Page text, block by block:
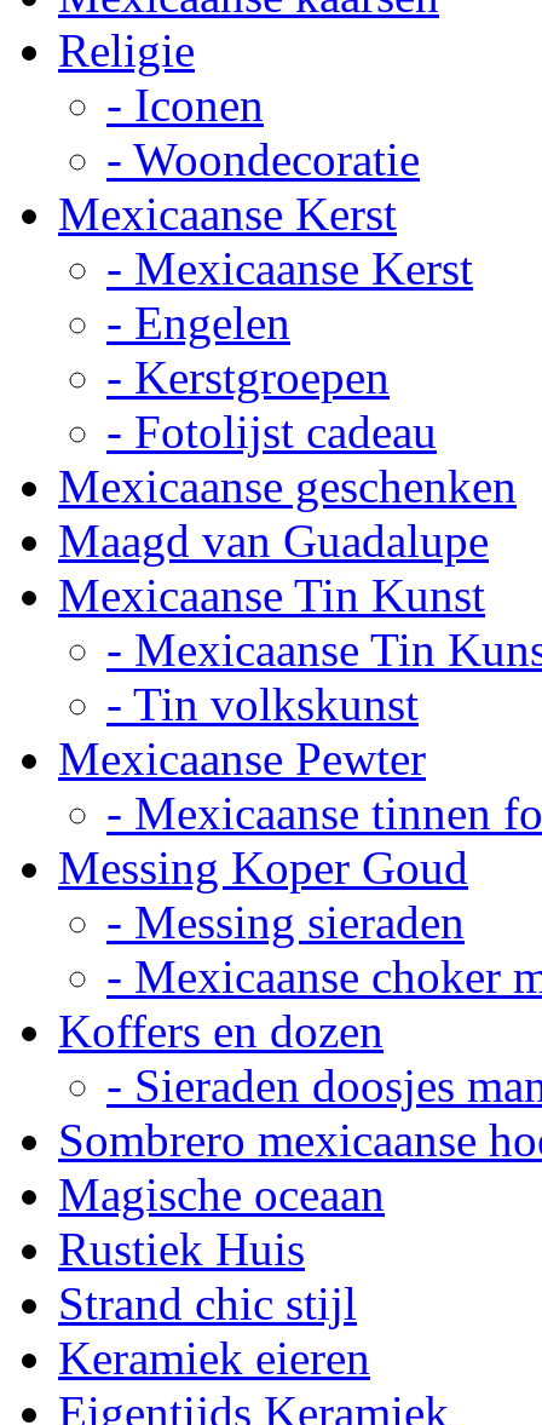
Religie
- Iconen
- Woondecoratie
Mexicaanse Kerst
- Mexicaanse Kerst
- Engelen
- Kerstgroepen
- Fotolijst cadeau
Mexicaanse geschenken
Maagd van Guadalupe
Mexicaanse Tin Kunst
- Mexicaanse Tin
- Tin volkskunst
Mexicaanse Pewter
- Mexicaanse tinnen
Messing Koper Goud
- Messing sieraden
- Mexicaanse choker
Koffers en dozen
- Sieraden doosjes
Sombrero mexicaanse
Magische oceaan
Rustiek Huis
Strand chic stijl
Keramiek eieren
Eigentijds Keramiek